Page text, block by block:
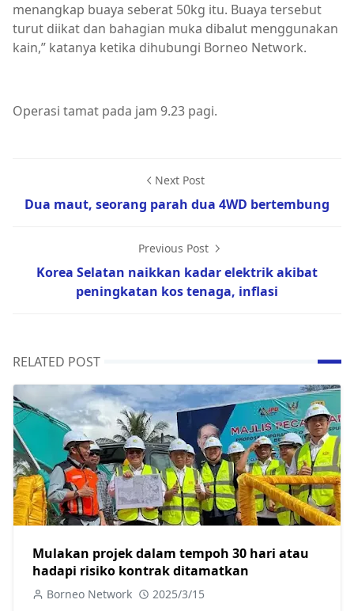
menangkap buaya seberat 50kg itu. Buaya tersebut
turut diikat dan bahagian muka dibalut menggunakan
kain,” katanya ketika dihubungi Borneo Network.
Operasi tamat pada jam 9.23 pagi.
Next Post
Dua maut, seorang parah dua 4WD bertembung
Previous Post
Korea Selatan naikkan kadar elektrik akibat
peningkatan kos tenaga, inflasi
RELATED POST
Mulakan projek dalam tempoh 30 hari atau
hadapi risiko kontrak ditamatkan
Borneo Network 2025/3/15